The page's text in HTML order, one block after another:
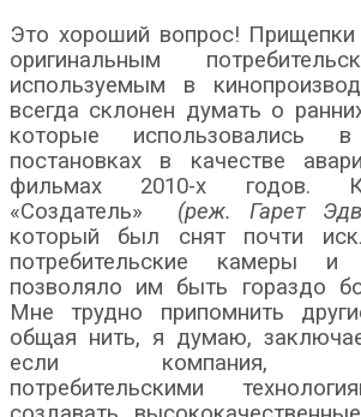
Это хороший вопрос! Прищепки
оригинальным
используемым в
всегда склонен думать о
которые использовались в
постановках в качестве
фильмах 2010-х годов.
«Создатель» (реж. Гарет
который был снят почти
потребительские камеры
позволяло им быть гораздо
Мне трудно припомнить
общая нить, я думаю,
если компания,
потребительскими